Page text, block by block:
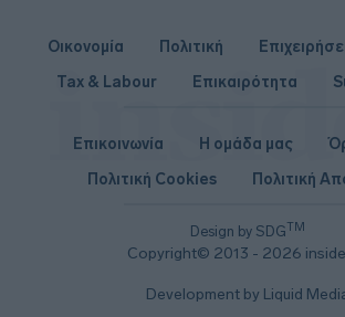
Οικονομία Πολιτική
Tax & Labour
Επικαιρότητα
Design by SDGTM
Copyright© 2013 - 2026
Επικοινωνία Η ομάδα μας
Πολιτική Cookies
Πολιτική
Development by Liquid